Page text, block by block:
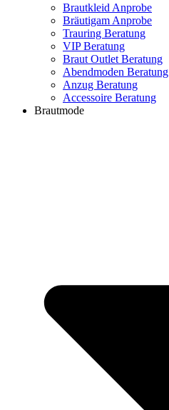
Brautkleid Anprobe
Bräutigam Anprobe
Trauring Beratung
VIP Beratung
Braut Outlet Beratung
Abendmoden Beratung
Anzug Beratung
Accessoire Beratung
Brautmode